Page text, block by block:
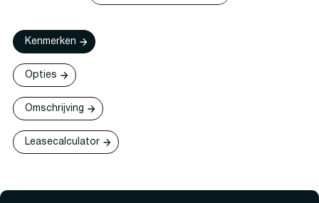
Kenmerken
Opties
Omschrijving
Leasecalculator